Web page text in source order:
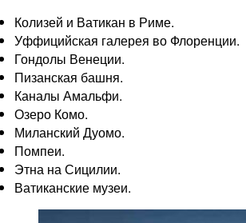
Колизей и Ватикан в Риме.
Уффицийская галерея во Флоренции.
Гондолы Венеции.
Пизанская башня.
Каналы Амальфи.
Озеро Комо.
Миланский Дуомо.
Помпеи.
Этна на Сицилии.
Ватиканские музеи.​